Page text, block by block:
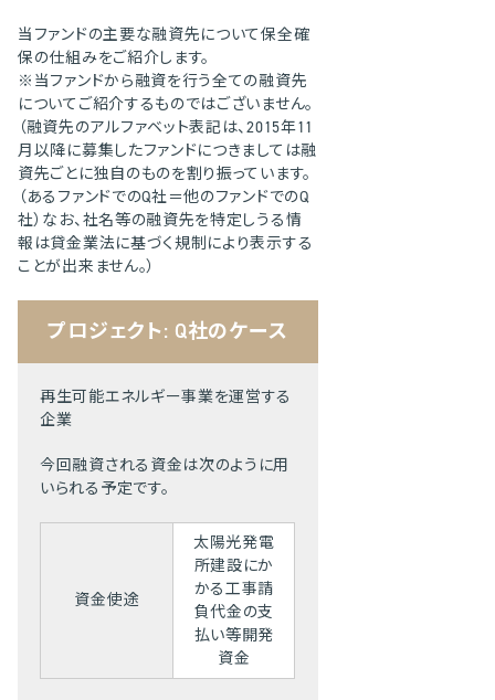
当ファンドの主要な融資先について保全確
保の仕組みをご紹介します。
※当ファンドから融資を行う全ての融資先
についてご紹介するものではございません。
（融資先のアルファベット表記は、2015年11
月以降に募集したファンドにつきましては融
資先ごとに独自のものを割り振っています。
（あるファンドでのQ社＝他のファンドでのQ
社）なお、社名等の融資先を特定しうる情
報は貸金業法に基づく規制により表示する
ことが出来ません。）
プロジェクト: Q社のケース
再生可能エネルギー事業を運営する
企業
今回融資される資金は次のように用
いられる予定です。
資金使途
太陽光発電
所建設にか
かる工事請
負代金の支
払い等開発
資金